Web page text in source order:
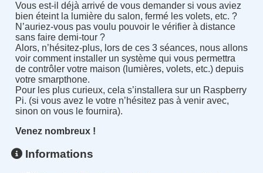
Vous est-il déjà arrivé de vous demander si vous aviez
bien éteint la lumière du salon, fermé les volets, etc. ?
N’auriez-vous pas voulu pouvoir le vérifier à distance
sans faire demi-tour ?
Alors, n’hésitez-plus, lors de ces 3 séances, nous allons
voir comment installer un système qui vous permettra
de contrôler votre maison (lumières, volets, etc.) depuis
votre smarpthone.
Pour les plus curieux, cela s’installera sur un Raspberry
Pi. (si vous avez le votre n’hésitez pas à venir avec,
sinon on vous le fournira).
Venez nombreux !
Informations